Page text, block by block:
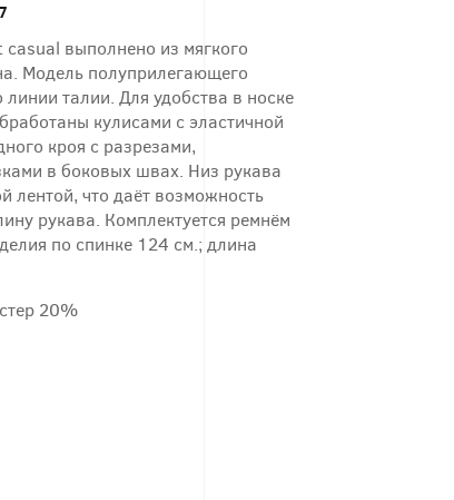
casual выполнено из мягкого
Модель полуприлегающего
линии талии. Для удобства в носке
кулисами с эластичной
кроя с разрезами,
в боковых швах. Низ рукава
лентой, что даёт возможность
рукава. Комплектуется ремнём
по спинке 124 см.; длина
20%